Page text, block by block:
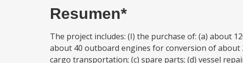
Resumen*
The project includes: (I) the purchase of: (a) about
about 40 outboard engines for conversion of
cargo transportation; (c) spare parts; (d) vessel